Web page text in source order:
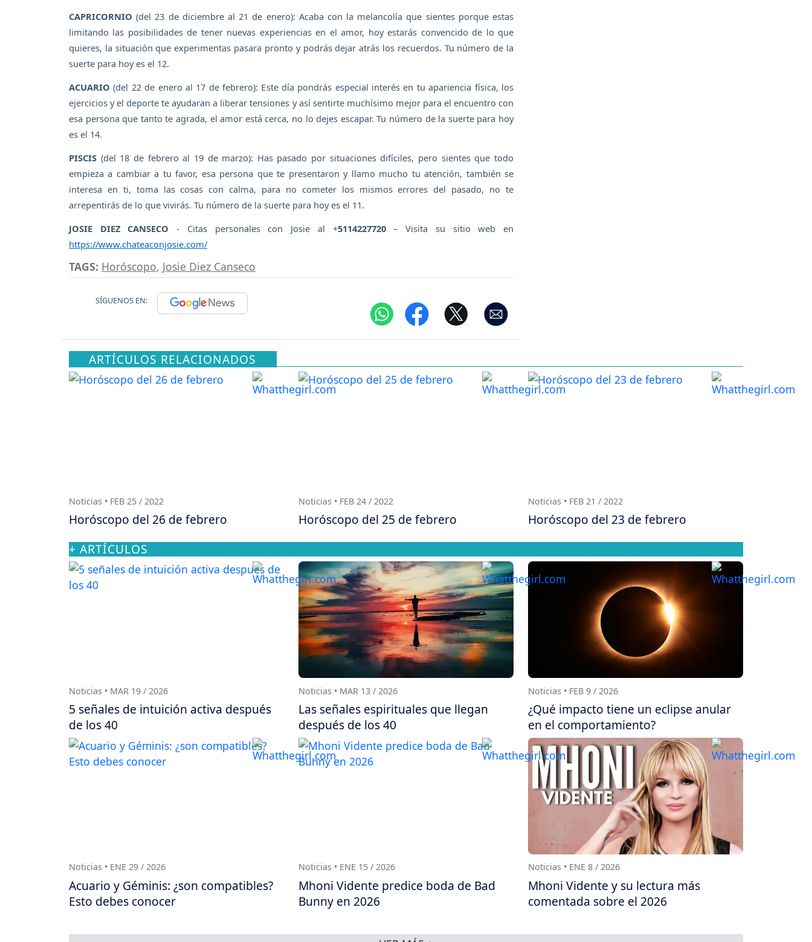
CAPRICORNIO (del 23 de diciembre al 21 de enero): Acaba con la melancolía que sientes porque estas
limitando las posibilidades de tener nuevas experiencias en el amor, hoy estarás convencido de lo que
quieres, la situación que experimentas pasara pronto y podrás dejar atrás los recuerdos. Tu número de la
suerte para hoy es el 12.
ACUARIO (del 22 de enero al 17 de febrero): Este día pondrás especial interés en tu apariencia física, los
ejercicios y el deporte te ayudaran a liberar tensiones y así sentirte muchísimo mejor para el encuentro con
esa persona que tanto te agrada, el amor está cerca, no lo dejes escapar. Tu número de la suerte para hoy
es el 14.
PISCIS (del 18 de febrero al 19 de marzo): Has pasado por situaciones difíciles, pero sientes que todo
empieza a cambiar a tu favor, esa persona que te presentaron y llamo mucho tu atención, también se
interesa en ti, toma las cosas con calma, para no cometer los mismos errores del pasado, no te
arrepentirás de lo que vivirás. Tu número de la suerte para hoy es el 11.
JOSIE DIEZ CANSECO - Citas personales con Josie al +5114227720– Visita su sitio web en
https://www.chateaconjosie.com/
TAGS: Horóscopo, Josie Diez Canseco
SÍGUENOS EN:
ARTÍCULOS RELACIONADOS
Noticias • FEB 25 / 2022
Horóscopo del 26 de febrero
Noticias • FEB 24 / 2022
Horóscopo del 25 de febrero
Noticias • FEB 21 / 2022
Horóscopo del 23 de febrero
+ ARTÍCULOS
Noticias • MAR 19 / 2026
5 señales de intuición activa después
de los 40
Noticias • MAR 13 / 2026
Las señales espirituales que llegan
después de los 40
Noticias • FEB 9 / 2026
¿Qué impacto tiene un eclipse anular
en el comportamiento?
Noticias • ENE 29 / 2026
Acuario y Géminis: ¿son compatibles?
Esto debes conocer
Noticias • ENE 15 / 2026
Mhoni Vidente predice boda de Bad
Bunny en 2026
Noticias • ENE 8 / 2026
Mhoni Vidente y su lectura más
comentada sobre el 2026